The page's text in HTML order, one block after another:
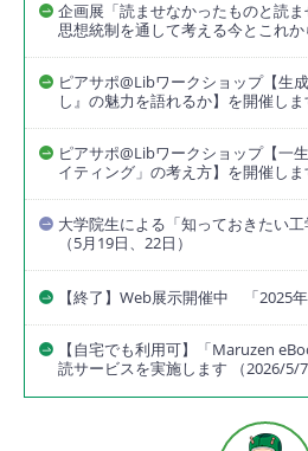
企画展「読ませなかったものと読
思想統制を通して考える今とこれ
ピアサポ@Libワークショップ【生
し』の魅力を語れるか】を開催しま
ピアサポ@Libワークショップ【一
イティング」の考え方】を開催しま
大学院生による「知っておきたい
（5月19日、22日）
【終了】Web展示開催中 「2025
【自宅でも利用可】「Maruzen
読サービスを実施します （2026/5/7